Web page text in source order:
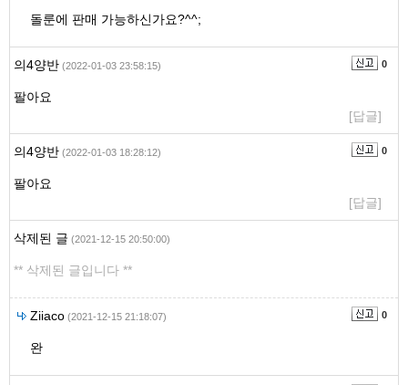
돌룬에 판매 가능하신가요?^^;
의4양반 (2022-01-03 23:58:15) 0
팔아요
[답글]
의4양반 (2022-01-03 18:28:12) 0
팔아요
[답글]
삭제된 글 (2021-12-15 20:50:00)
** 삭제된 글입니다 **
Ziiaco (2021-12-15 21:18:07) 0
완